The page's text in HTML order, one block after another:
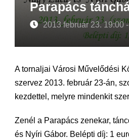
Parapács
2013 február 23. 19:00
A tornaljai Városi Művelődési
szervez 2013. február 23-án,
kezdettel, melyre mindenkit
Zenél a Parapács zenekar,
és Nyíri Gábor. Belépti díj: 1